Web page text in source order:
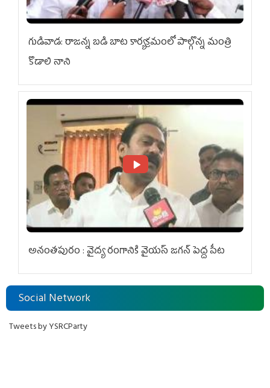
గుడివాడ: రాజన్న బడి బాట కార్యక్రమంలో పాల్గొన్న మంత్రి
కొడాలి నాని
అనంతపురం : వైద్య రంగానికి వైయ‌స్ జ‌గ‌న్ పెద్ద పీట
Social Network
Tweets by YSRCParty